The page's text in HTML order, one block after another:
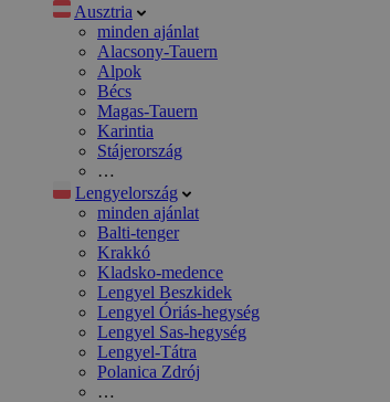
Ausztria
minden ajánlat
Alacsony-Tauern
Alpok
Bécs
Magas-Tauern
Karintia
Stájerország
…
Lengyelország
minden ajánlat
Balti-tenger
Krakkó
Kladsko-medence
Lengyel Beszkidek
Lengyel Óriás-hegység
Lengyel Sas-hegység
Lengyel-Tátra
Polanica Zdrój
…